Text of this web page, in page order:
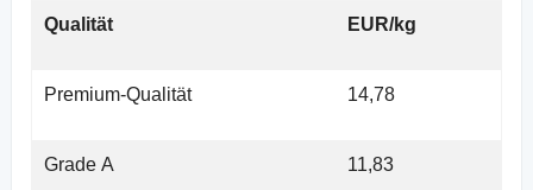
Qualität EUR/kg
Premium-Qualität 14,78
Grade A 11,83